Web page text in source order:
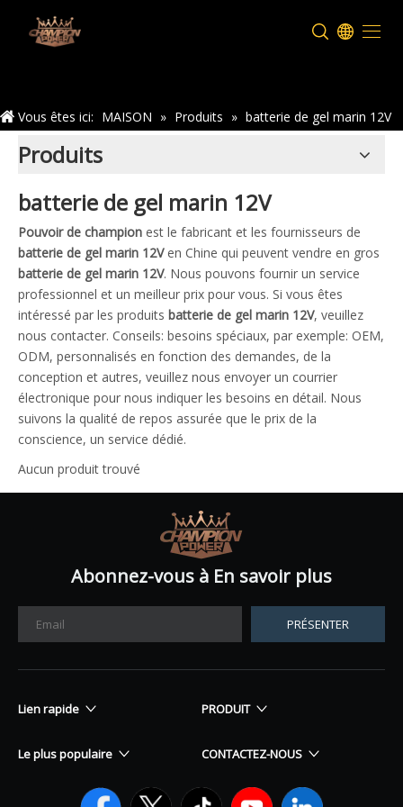
Vous êtes ici: MAISON » Produits » batterie de gel marin 12V
Produits
batterie de gel marin 12V
Pouvoir de champion est le fabricant et les fournisseurs de
batterie de gel marin 12Ven Chine qui peuvent vendre en gros
batterie de gel marin 12V. Nous pouvons fournir un service
professionnel et un meilleur prix pour vous. Si vous êtes
intéressé par les produits batterie de gel marin 12V, veuillez
nous contacter. Conseils: besoins spéciaux, par exemple: OEM,
ODM, personnalisés en fonction des demandes, de la
conception et autres, veuillez nous envoyer un courrier
électronique pour nous indiquer les besoins en détail. Nous
suivons la qualité de repos assurée que le prix de la
conscience, un service dédié.
Aucun produit trouvé
Abonnez-vous à En savoir plus
PRÉSENTER
Lien rapide PRODUIT
Le plus populaire CONTACTEZ-NOUS